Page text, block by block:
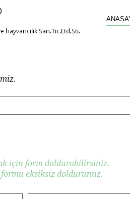
için form doldurabilirsiniz.
eksiksiz doldurunuz.